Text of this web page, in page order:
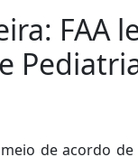
FAA
de acordo